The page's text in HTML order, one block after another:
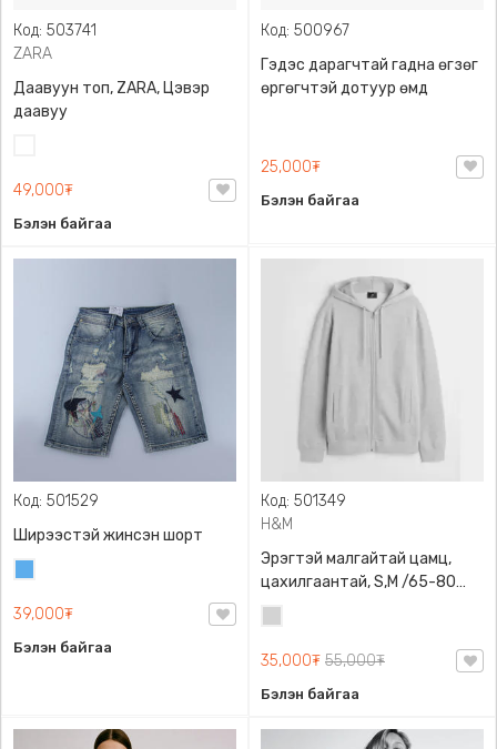
Код: 503741
ZARA
Даавуун топ, ZARA, Цэвэр
даавуу
49,000₮
Бэлэн байгаа
Код: 500967
Гэдэс дарагчтай гадна өгзөг
өргөгчтэй дотуур өмд
25,000₮
Бэлэн байгаа
Код: 501529
Ширээстэй жинсэн шорт
39,000₮
Бэлэн байгаа
Код: 501349
H&M
Эрэгтэй малгайтай цамц,
цахилгаантай, S,M /65-80
кг/, H&M, 0852614006,
Даавуу
35,000₮ 55,000₮
Бэлэн байгаа